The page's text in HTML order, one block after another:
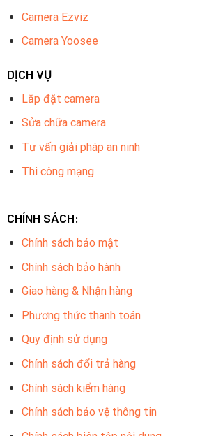
Camera Ezviz
Camera Yoosee
DỊCH VỤ
Lắp đặt camera
Sửa chữa camera
Tư vấn giải pháp an ninh
Thi công mạng
CHÍNH SÁCH:
Chính sách bảo mật
Chính sách bảo hành
Giao hàng & Nhận hàng
Phương thức thanh toán
Quy định sử dụng
Chính sách đổi trả hàng
Chính sách kiểm hàng
Chính sách bảo vệ thông tin